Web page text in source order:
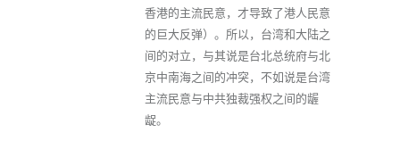
香港的主流民意，才导致了港人民意
的巨大反弹）。所以，台湾和大陆之
间的对立，与其说是台北总统府与北
京中南海之间的冲突，不如说是台湾
主流民意与中共独裁强权之间的龌
龊。